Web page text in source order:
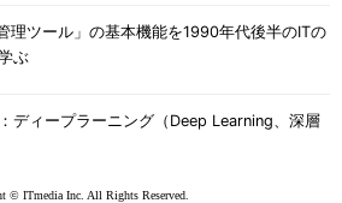
理ツール」の基本機能を1990年代後半のITの
ぶ
ディープラーニング（Deep Learning、深層
© ITmedia Inc. All Rights Reserved.